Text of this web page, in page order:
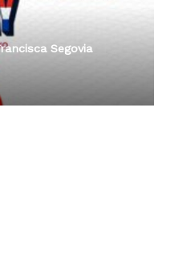
2024 Segovia
Segovia